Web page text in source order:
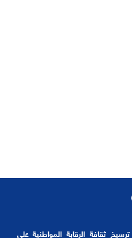
منذ اكتوبر 2019 هدفها الأسمى ترسيخ ثقافة الرقابة المواطنية على